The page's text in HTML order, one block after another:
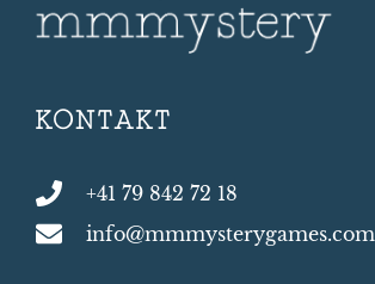
KONTAKT
+41 79 842 72 18
info@mmmysterygames.com